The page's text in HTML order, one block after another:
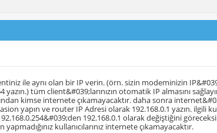
ile aynı olan bir IP verin. (örn. sizin modeminizin
tüm client&#039;larınızın otomatik IP almasını
kimse internete çıkamayacaktır. daha sonra
yapın ve router IP Adresi olarak 192.168.0.1 yazın. ilgili
192.168.0.1 olarak değiştiğini
kullanıcılarınız internete çıkamayacaktır.